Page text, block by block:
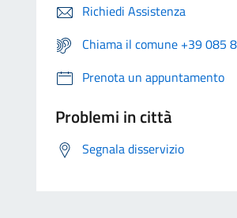
Richiedi Assistenza
Chiama il comune +39 085
Prenota un appuntamento
Problemi in città
Segnala disservizio